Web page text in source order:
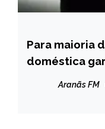
BRASIL
NOTÍCIAS
Para maioria
doméstica
Aranãs FM